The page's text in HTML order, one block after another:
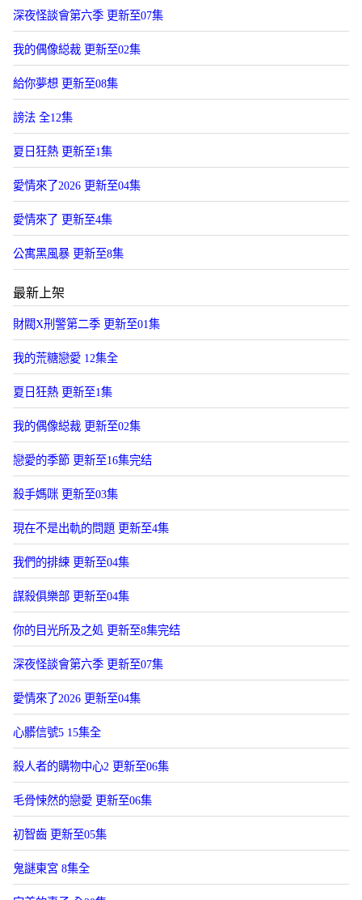
深夜怪談會第六季 更新至07集
我的偶像縂裁 更新至02集
給你夢想 更新至08集
謗法 全12集
夏日狂熱 更新至1集
愛情來了2026 更新至04集
愛情來了 更新至4集
公寓黑風暴 更新至8集
最新上架
財閥X刑警第二季 更新至01集
我的荒糖戀愛 12集全
夏日狂熱 更新至1集
我的偶像縂裁 更新至02集
戀愛的季節 更新至16集完结
殺手媽咪 更新至03集
現在不是出軌的問題 更新至4集
我們的排練 更新至04集
謀殺俱樂部 更新至04集
你的目光所及之処 更新至8集完结
深夜怪談會第六季 更新至07集
愛情來了2026 更新至04集
心髒信號5 15集全
殺人者的購物中心2 更新至06集
毛骨悚然的戀愛 更新至06集
初智齒 更新至05集
鬼謎東宮 8集全